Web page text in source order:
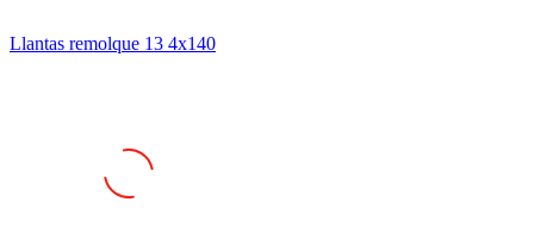
Llantas remolque 13 4x140